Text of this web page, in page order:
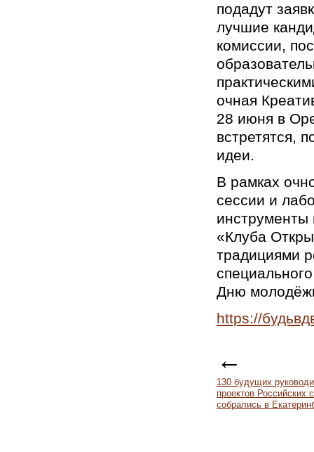
подадут
лучшие
комиссии,
очная
28 июня в
встретятся,
идеи.
В рамках
сессии и
инструменты
«Клуба
традициями
Дню
https://
←
130 будущих
проектов Российских
собрались в